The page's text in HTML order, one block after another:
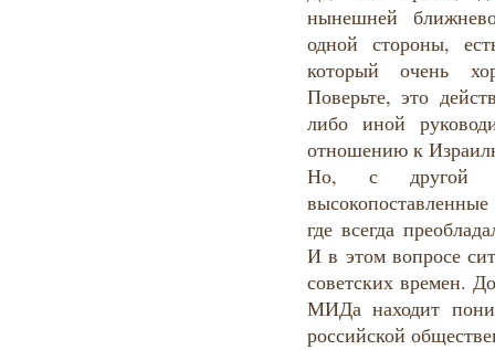
нынешней
одной стороны,
который очень
Поверьте, это
либо иной
отношению к
Но, с другой
где всегда
И в этом вопросе
советских времен.
МИДа находит
российской